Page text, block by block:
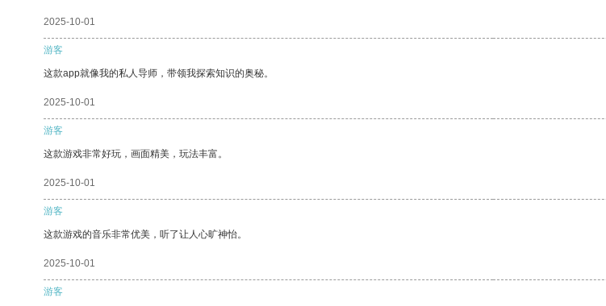
2025-10-01
游客
这款app就像我的私人导师，带领我探索知识的奥秘。
2025-10-01
游客
这款游戏非常好玩，画面精美，玩法丰富。
2025-10-01
游客
这款游戏的音乐非常优美，听了让人心旷神怡。
2025-10-01
游客